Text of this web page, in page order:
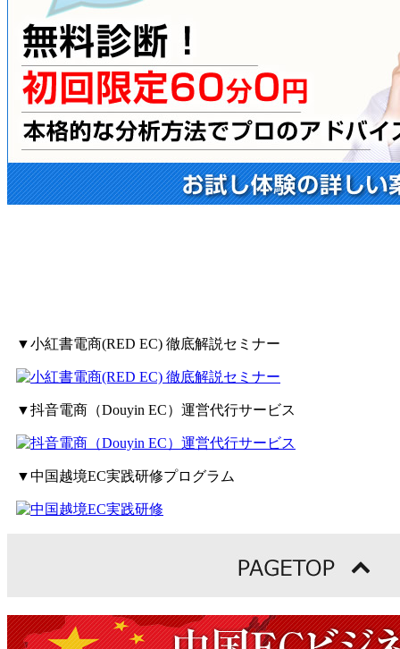
▼小紅書電商(RED EC) 徹底解説セミナー
▼抖音電商（Douyin EC）運営代行サービス
▼中国越境EC実践研修プログラム